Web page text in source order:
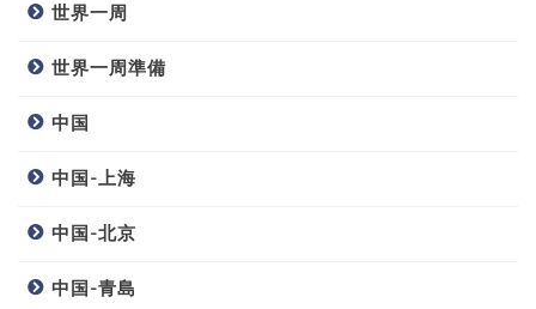
世界一周
世界一周準備
中国
中国-上海
中国-北京
中国-青島